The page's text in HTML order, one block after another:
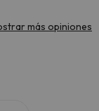
más opiniones